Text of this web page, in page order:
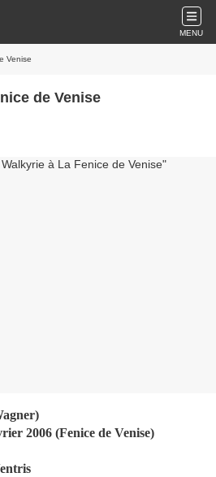
MENU
Venise
de Venise
2006 (Fenice de Venise)